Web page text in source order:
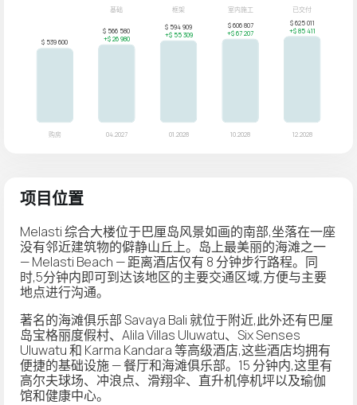
项目位置
Melasti 综合大楼位于巴厘岛风景如画的南部,坐落在一座
没有邻近建筑物的僻静山丘上。岛上最美丽的海滩之一
— Melasti Beach — 距离酒店仅有 8 分钟步行路程。同
时,5分钟内即可到达该地区的主要交通区域,方便与主要
地点进行沟通。
著名的海滩俱乐部 Savaya Bali 就位于附近,此外还有巴厘
岛宝格丽度假村、Alila Villas Uluwatu、Six Senses
Uluwatu 和 Karma Kandara 等高级酒店,这些酒店均拥有
便捷的基础设施 — 餐厅和海滩俱乐部。15 分钟内,这里有
高尔夫球场、冲浪点、滑翔伞、直升机停机坪以及瑜伽
馆和健康中心。